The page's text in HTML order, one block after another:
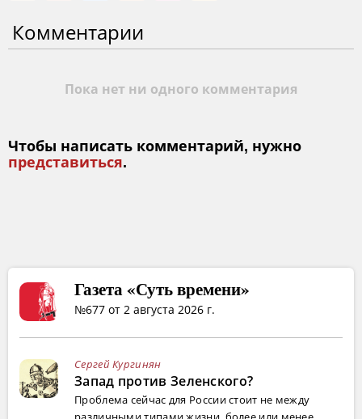
Комментарии
Пока нет ни одного комментария
Чтобы написать комментарий, нужно
представиться.
Газета «Суть времени»
№677 от 2 августа 2026 г.
Сергей Кургинян
Запад против Зеленского?
Проблема сейчас для России стоит не между